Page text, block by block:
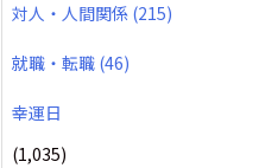
対人・人間関係 (215)
就職・転職 (46)
幸運日
(1,035)